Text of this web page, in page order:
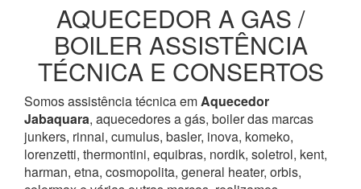
AQUECEDOR A GAS /
BOILER ASSISTÊNCIA
TÉCNICA E CONSERTOS
Somos assistência técnica emAquecedor
Jabaquara, aquecedores a gás, boiler das marcas
junkers, rinnai, cumulus, basler, inova, komeko,
lorenzetti, thermontini, equibras, nordik, soletrol, kent,
harman, etna, cosmopolita, general heater, orbis,